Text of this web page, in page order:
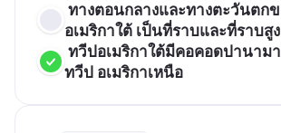
อเมริกาใต้ เป็นที่ราบและที่ราบสูง
ทวีป อเมริกาเหนือ